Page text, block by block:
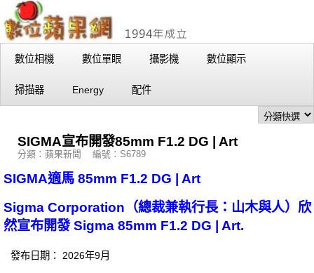
數位相機 數位單眼 攝影機 數位顯示
掃描器 Energy 配件
SIGMA宣布開發85mm F1.2 DG | Art
分類：蘋果新聞 編號：S6789
SIGMA適馬 85mm F1.2 DG | Art
Sigma Corporation（總裁兼執行長：山木與人）欣
然宣布開發 Sigma 85mm F1.2 DG | Art.
發布日期： 2026年9月